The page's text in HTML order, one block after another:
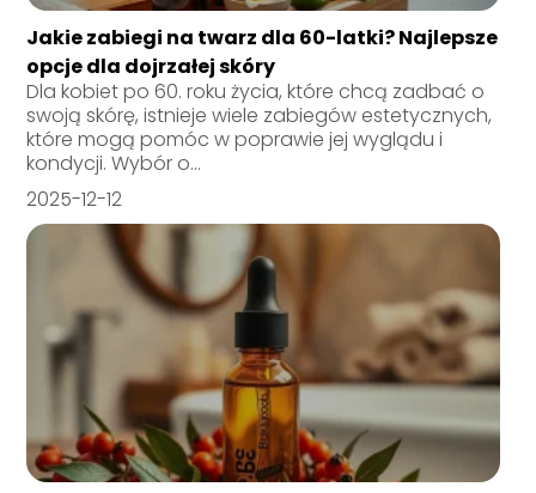
Jakie zabiegi na twarz dla 60-latki? Najlepsze
opcje dla dojrzałej skóry
Dla kobiet po 60. roku życia, które chcą zadbać o
swoją skórę, istnieje wiele zabiegów estetycznych,
które mogą pomóc w poprawie jej wyglądu i
kondycji. Wybór o...
2025-12-12